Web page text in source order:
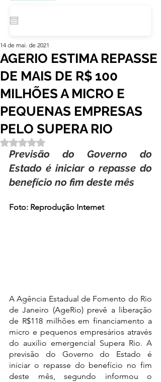
AGERIO ESTIMA REPASSE
DE MAIS DE R$ 100
MILHÕES A MICRO E
PEQUENAS EMPRESAS
PELO SUPERA RIO
14 de mai. de 2021
Avaliado com NaN de 5 estrelas.
Previsão do Governo do
Estado é iniciar o repasse do
benefício no fim deste mês
Foto: Reprodução Internet
A Agência Estadual de Fomento do Rio
de Janeiro (AgeRio) prevê a liberação
de R$118 milhões em financiamento a
micro e pequenos empresários através
do auxílio emergencial Supera Rio. A
previsão do Governo do Estado é
iniciar o repasse do benefício no fim
deste mês, segundo informou o